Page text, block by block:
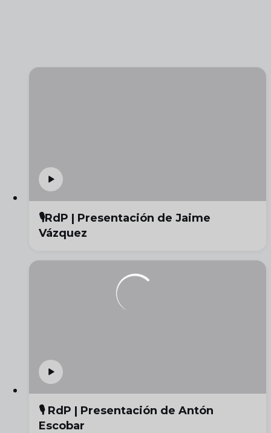
🎙️RdP | Presentación de Jaime
Vázquez
🎙️ RdP | Presentación de Antón
Escobar